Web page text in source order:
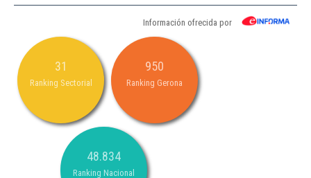
Información ofrecida por
31
Ranking Sectorial
950
Ranking Gerona
48.834
Ranking Nacional